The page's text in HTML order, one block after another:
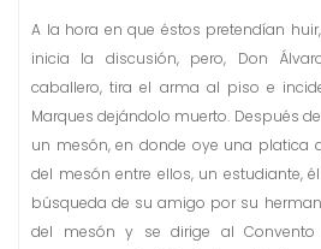
A la hora en que éstos pretendían
inicia la discusión, pero, Don
caballero, tira el arma al piso e
Marques dejándolo muerto. Después
un mesón, en donde oye una platica
del mesón entre ellos, un estudiante,
búsqueda de su amigo por su
del mesón y se dirige al